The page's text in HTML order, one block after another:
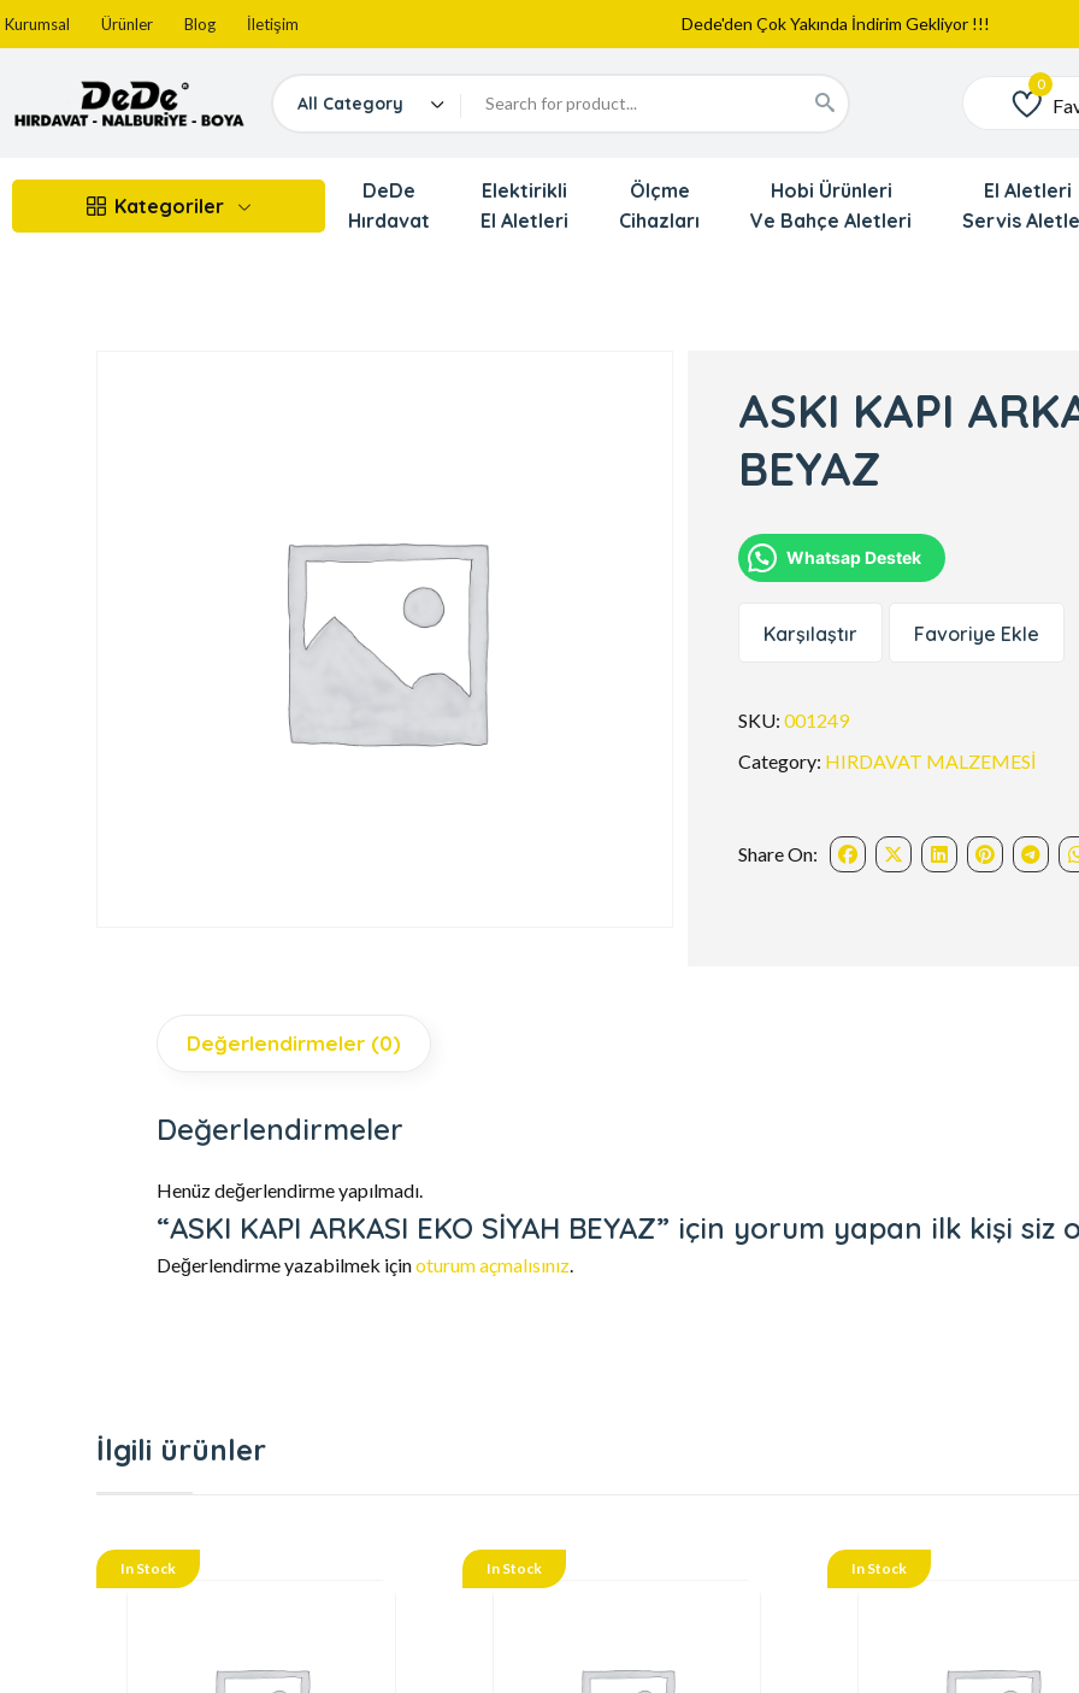
Kurumsal Ürünler Blog İletişim
Web Sitemiz Yayında
Yeni Eklenen Ürünlerimizi İnceledinizmi ?
All Category Favoriler
Kategoriler
DeDe
Hırdavat
Elektirikli
El Aletleri
Ölçme
Cihazları
Hobi Ürünleri
Ve Bahçe Aletleri
El Aletleri
Servis
ASKI KAPI
BEYAZ
Whatsap Destek
Karşılaştır Favoriye Ekle
SKU:001249
Category: HIRDAVAT MALZEMESİ
Share On:
Değerlendirmeler (0)
Değerlendirmeler
Henüz değerlendirme yapılmadı.
“ASKI KAPI ARKASI EKO SİYAH BEYAZ” için yorum yapan ilk kişi siz
Değerlendirme yazabilmek içinoturum açmalısınız.
İlgili ürünler
In Stock In Stock In Stock